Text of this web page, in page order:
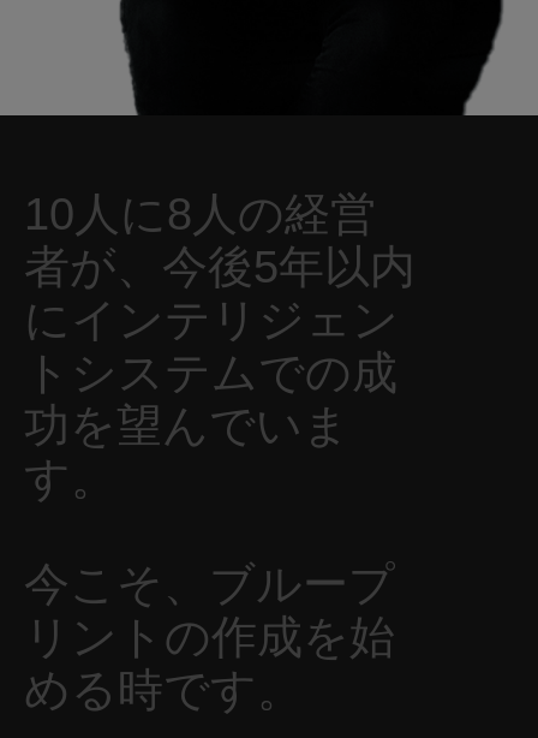
10人に8人の経営
者が、今後5年以内
にインテリジェン
トシステムでの成
功を望んでいま
す。
今こそ、ブループ
リントの作成を始
める時です。